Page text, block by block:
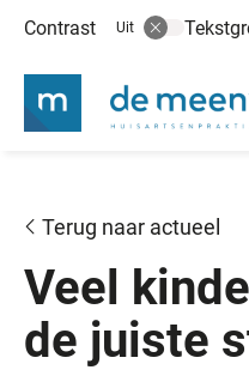
Contrast Uit
Veel
de juiste
Terug naar actueel